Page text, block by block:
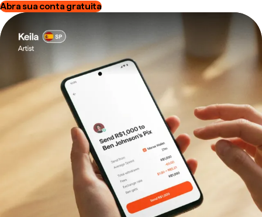
Abra sua conta gratuita